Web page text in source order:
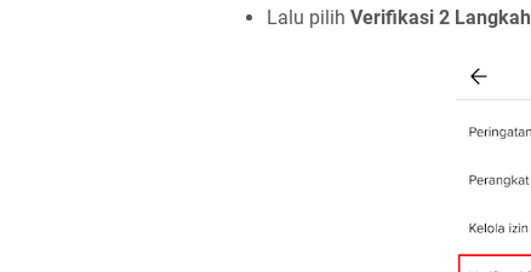
Lalu pilih Verifikasi 2 Langkah